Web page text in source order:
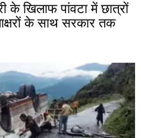
के खिलाफ पांवटा में छात्रों
के साथ सरकार तक